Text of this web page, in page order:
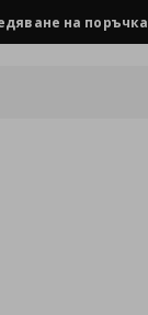
на поръчка